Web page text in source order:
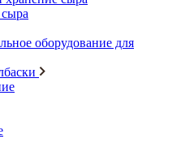
оборудование для